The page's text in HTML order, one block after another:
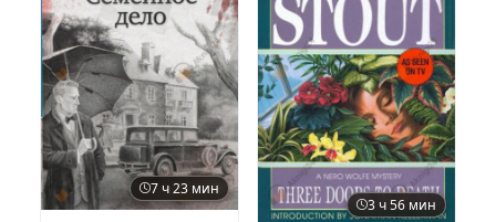
7 ч 23 мин
3 ч 56 мин